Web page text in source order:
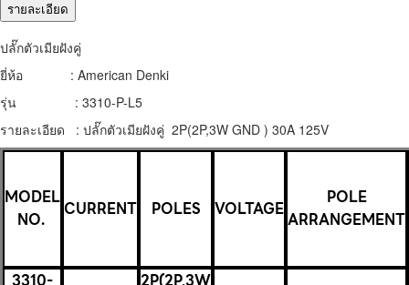
รายละเอียด
ปลั๊กตัวเมียฝังคู่
ยี่ห้อ : American Denki
รุ่น : 3310-P-L5
รายละเอียด : ปลั๊กตัวเมียฝังคู่ 2P(2P,3W GND ) 30A 125V
MODEL
NO.
CURRENT POLES VOLTAGE
POLE
ARRANGEMENT